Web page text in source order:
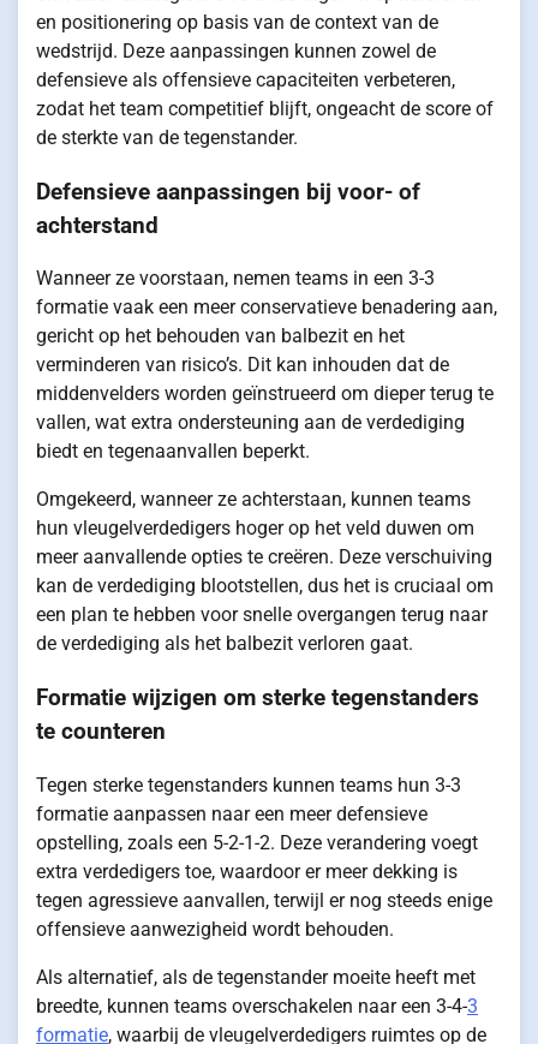
en positionering op basis van de context van de
wedstrijd. Deze aanpassingen kunnen zowel de
defensieve als offensieve capaciteiten verbeteren,
zodat het team competitief blijft, ongeacht de score of
de sterkte van de tegenstander.
Defensieve aanpassingen bij voor- of
achterstand
Wanneer ze voorstaan, nemen teams in een 3-3
formatie vaak een meer conservatieve benadering aan,
gericht op het behouden van balbezit en het
verminderen van risico’s. Dit kan inhouden dat de
middenvelders worden geïnstrueerd om dieper terug te
vallen, wat extra ondersteuning aan de verdediging
biedt en tegenaanvallen beperkt.
Omgekeerd, wanneer ze achterstaan, kunnen teams
hun vleugelverdedigers hoger op het veld duwen om
meer aanvallende opties te creëren. Deze verschuiving
kan de verdediging blootstellen, dus het is cruciaal om
een plan te hebben voor snelle overgangen terug naar
de verdediging als het balbezit verloren gaat.
Formatie wijzigen om sterke tegenstanders
te counteren
Tegen sterke tegenstanders kunnen teams hun 3-3
formatie aanpassen naar een meer defensieve
opstelling, zoals een 5-2-1-2. Deze verandering voegt
extra verdedigers toe, waardoor er meer dekking is
tegen agressieve aanvallen, terwijl er nog steeds enige
offensieve aanwezigheid wordt behouden.
Als alternatief, als de tegenstander moeite heeft met
breedte, kunnen teams overschakelen naar een 3-4-3
formatie, waarbij de vleugelverdedigers ruimtes op de